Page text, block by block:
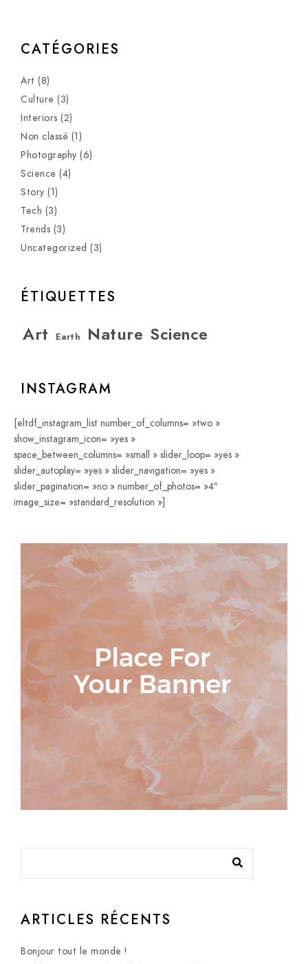
CATÉGORIES
Art (8)
Culture (3)
Interiors (2)
Non classé (1)
Photography (6)
Science (4)
Story (1)
Tech (3)
Trends (3)
Uncategorized (3)
ÉTIQUETTES
Art Earth Nature Science
INSTAGRAM
[eltdf_instagram_list number_of_columns= »two »
show_instagram_icon= »yes »
space_between_columns= »small » slider_loop= »yes »
slider_autoplay= »yes » slider_navigation= »yes »
slider_pagination= »no » number_of_photos= »4″
image_size= »standard_resolution »]
ARTICLES RÉCENTS
Bonjour tout le monde !